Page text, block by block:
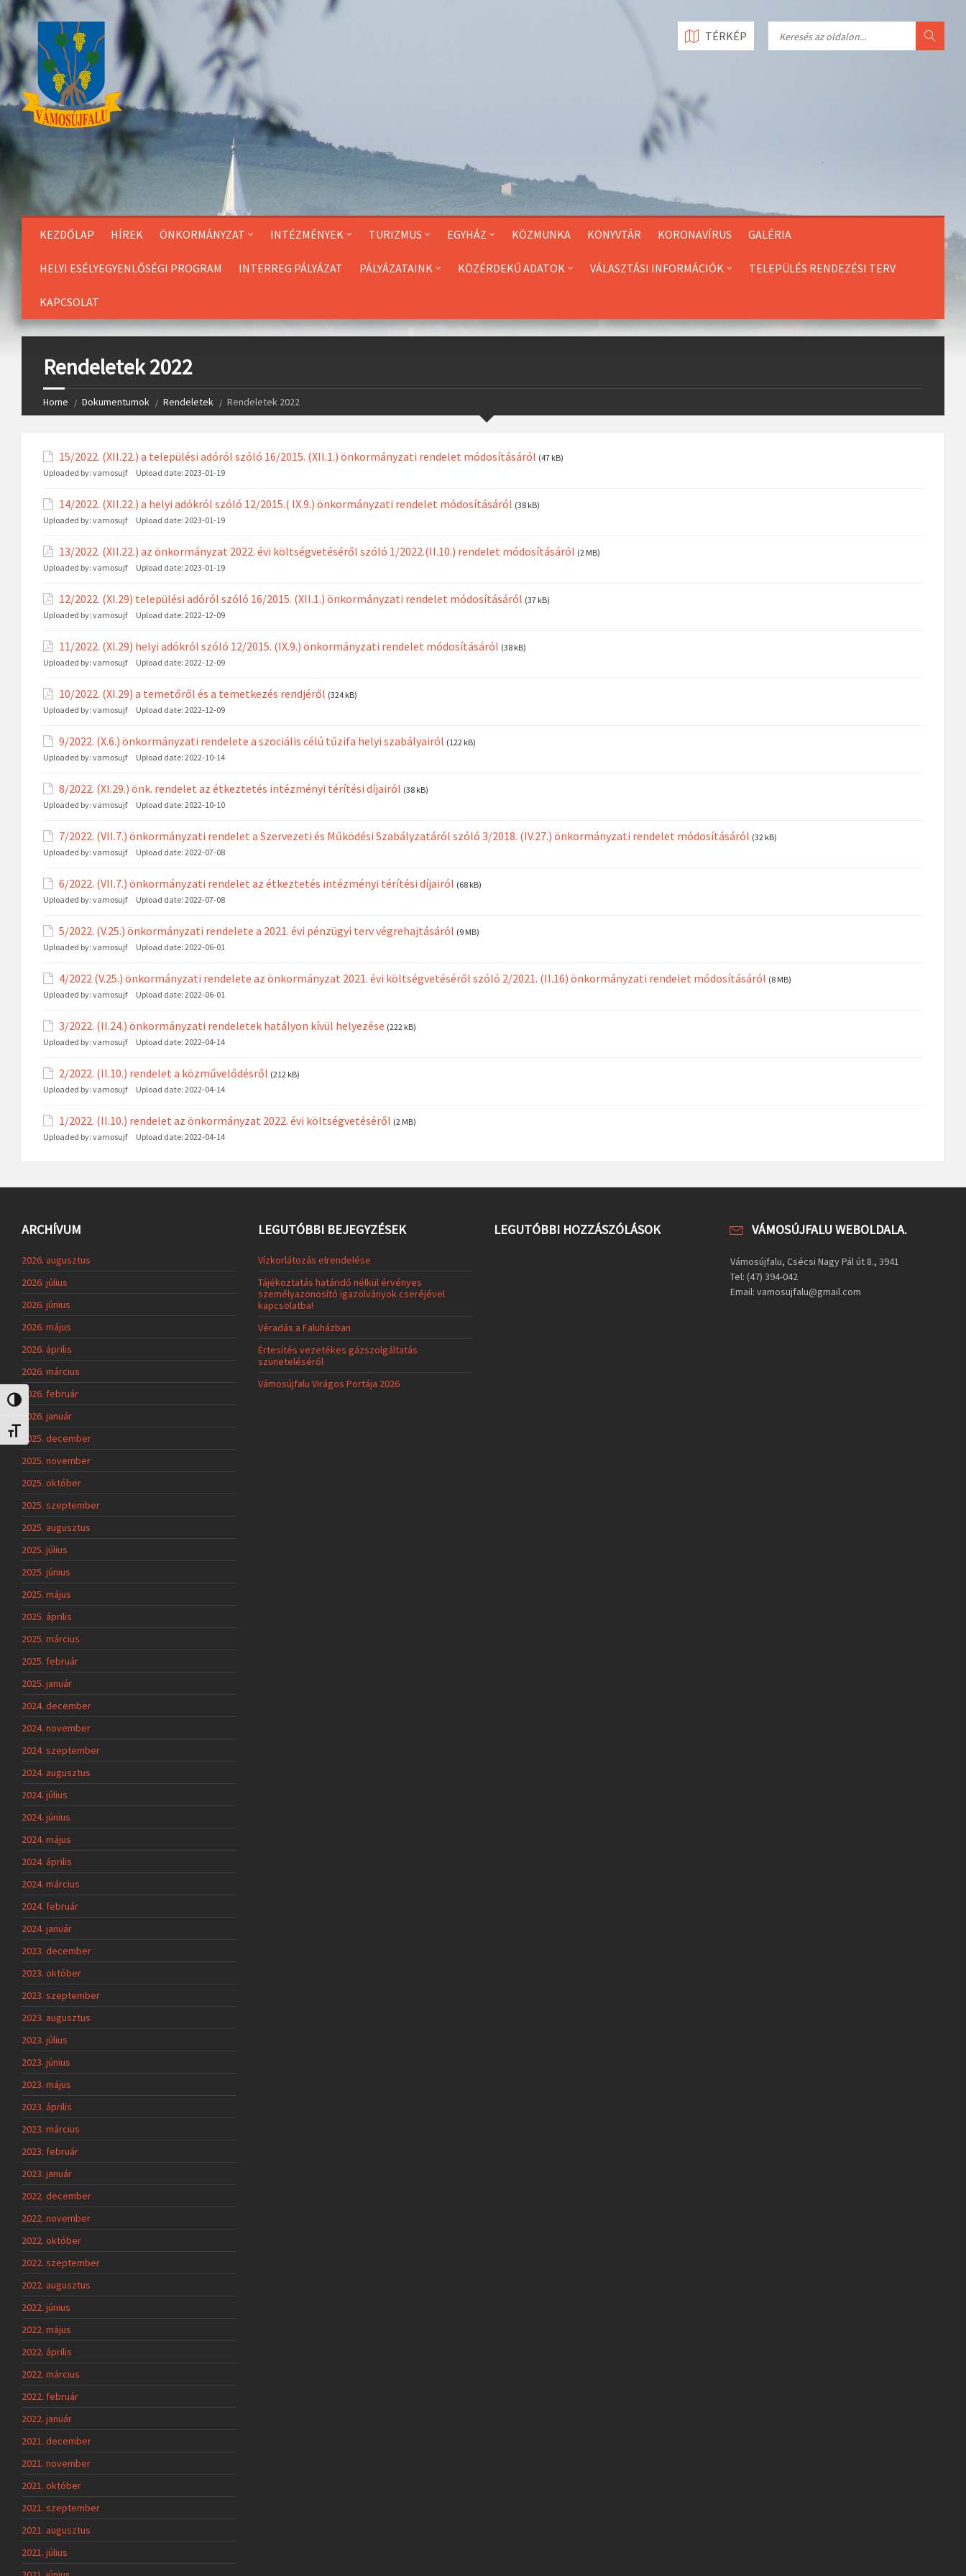
Skip
to
Content
Nagy kontraszt váltása
Betűméret váltása
KEZDŐLAP HÍREK ÖNKORMÁNYZAT INTÉZMÉNYEK TURIZMUS EGYHÁZ KÖZMUNKA KÖNYVTÁR KORONAVÍRUS GALÉRIA
HELYI ESÉLYEGYENLŐSÉGI PROGRAM INTERREG PÁLYÁZAT PÁLYÁZATAINK KÖZÉRDEKŰ ADATOK VÁLASZTÁSI INFORMÁCIÓK TELEPÜLÉS RENDEZÉSI TERV
KAPCSOLAT
TÉRKÉP
Rendeletek 2022
Home Dokumentumok Rendeletek Rendeletek 2022
15/2022. (XII.22.) a települési adóról szóló 16/2015. (XII.1.) önkormányzati rendelet módosításáról (47 kB)
Uploaded by: vamosujf Upload date: 2023-01-19
14/2022. (XII.22.) a helyi adókról szóló 12/2015.( IX.9.) önkormányzati rendelet módosításáról (38 kB)
Uploaded by: vamosujf Upload date: 2023-01-19
13/2022. (XII.22.) az önkormányzat 2022. évi költségvetéséről szóló 1/2022.(II.10.) rendelet módosításáról (2 MB)
Uploaded by: vamosujf Upload date: 2023-01-19
12/2022. (XI.29) települési adóról szóló 16/2015. (XII.1.) önkormányzati rendelet módosításáról (37 kB)
Uploaded by: vamosujf Upload date: 2022-12-09
11/2022. (XI.29) helyi adókról szóló 12/2015. (IX.9.) önkormányzati rendelet módosításáról (38 kB)
Uploaded by: vamosujf Upload date: 2022-12-09
10/2022. (XI.29) a temetőről és a temetkezés rendjéről (324 kB)
Uploaded by: vamosujf Upload date: 2022-12-09
9/2022. (X.6.) önkormányzati rendelete a szociális célú tűzifa helyi szabályairól (122 kB)
Uploaded by: vamosujf Upload date: 2022-10-14
8/2022. (XI.29.) önk. rendelet az étkeztetés intézményi térítési díjairól (38 kB)
Uploaded by: vamosujf Upload date: 2022-10-10
7/2022. (VII.7.) önkormányzati rendelet a Szervezeti és Működési Szabályzatáról szóló 3/2018. (IV.27.) önkormányzati rendelet módosításáról (32 kB)
Uploaded by: vamosujf Upload date: 2022-07-08
6/2022. (VII.7.) önkormányzati rendelet az étkeztetés intézményi térítési díjairól (68 kB)
Uploaded by: vamosujf Upload date: 2022-07-08
5/2022. (V.25.) önkormányzati rendelete a 2021. évi pénzügyi terv végrehajtásáról (9 MB)
Uploaded by: vamosujf Upload date: 2022-06-01
4/2022 (V.25.) önkormányzati rendelete az önkormányzat 2021. évi költségvetéséről szóló 2/2021. (II.16) önkormányzati rendelet módosításáról (8 MB)
Uploaded by: vamosujf Upload date: 2022-06-01
3/2022. (II.24.) önkormányzati rendeletek hatályon kívül helyezése (222 kB)
Uploaded by: vamosujf Upload date: 2022-04-14
2/2022. (II.10.) rendelet a közművelődésről (212 kB)
Uploaded by: vamosujf Upload date: 2022-04-14
1/2022. (II.10.) rendelet az önkormányzat 2022. évi költségvetéséről (2 MB)
Uploaded by: vamosujf Upload date: 2022-04-14
ARCHÍVUM
2026. augusztus
2026. július
2026. június
2026. május
2026. április
2026. március
2026. február
2026. január
2025. december
2025. november
2025. október
2025. szeptember
2025. augusztus
2025. július
2025. június
2025. május
2025. április
2025. március
2025. február
2025. január
2024. december
2024. november
2024. szeptember
2024. augusztus
2024. július
2024. június
2024. május
2024. április
2024. március
2024. február
2024. január
2023. december
2023. október
2023. szeptember
2023. augusztus
2023. július
2023. június
2023. május
2023. április
2023. március
2023. február
2023. január
2022. december
2022. november
2022. október
2022. szeptember
2022. augusztus
2022. június
2022. május
2022. április
2022. március
2022. február
2022. január
2021. december
2021. november
2021. október
2021. szeptember
2021. augusztus
2021. július
LEGUTÓBBI BEJEGYZÉSEK
Vízkorlátozás elrendelése
Tájékoztatás határidő nélkül érvényes
személyazonosító igazolványok cseréjével
kapcsolatba!
Véradás a Faluházban
Értesítés vezetékes gázszolgáltatás
szüneteléséről
Vámosújfalu Virágos Portája 2026
LEGUTÓBBI HOZZÁSZÓLÁSOK VÁMOSÚJFALU WEBOLDALA.
Vámosújfalu, Csécsi Nagy Pál út 8., 3941
Tel: (47) 394-042
Email: vamosujfalu@gmail.com